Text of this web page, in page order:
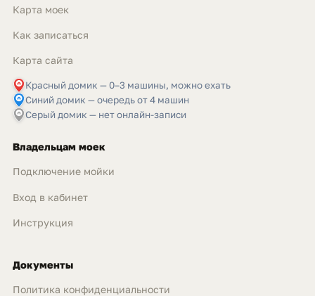
Карта моек
Как записаться
Карта сайта
Красный домик — 0–3 машины, можно ехать
Синий домик — очередь от 4 машин
Серый домик — нет онлайн-записи
Владельцам моек
Подключение мойки
Вход в кабинет
Инструкция
Документы
Политика конфиденциальности